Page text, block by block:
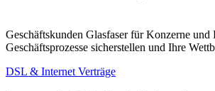
Geschäftskunden Glasfaser für Konzerne
Geschäftsprozesse sicherstellen und Ihre
DSL & Internet Verträge